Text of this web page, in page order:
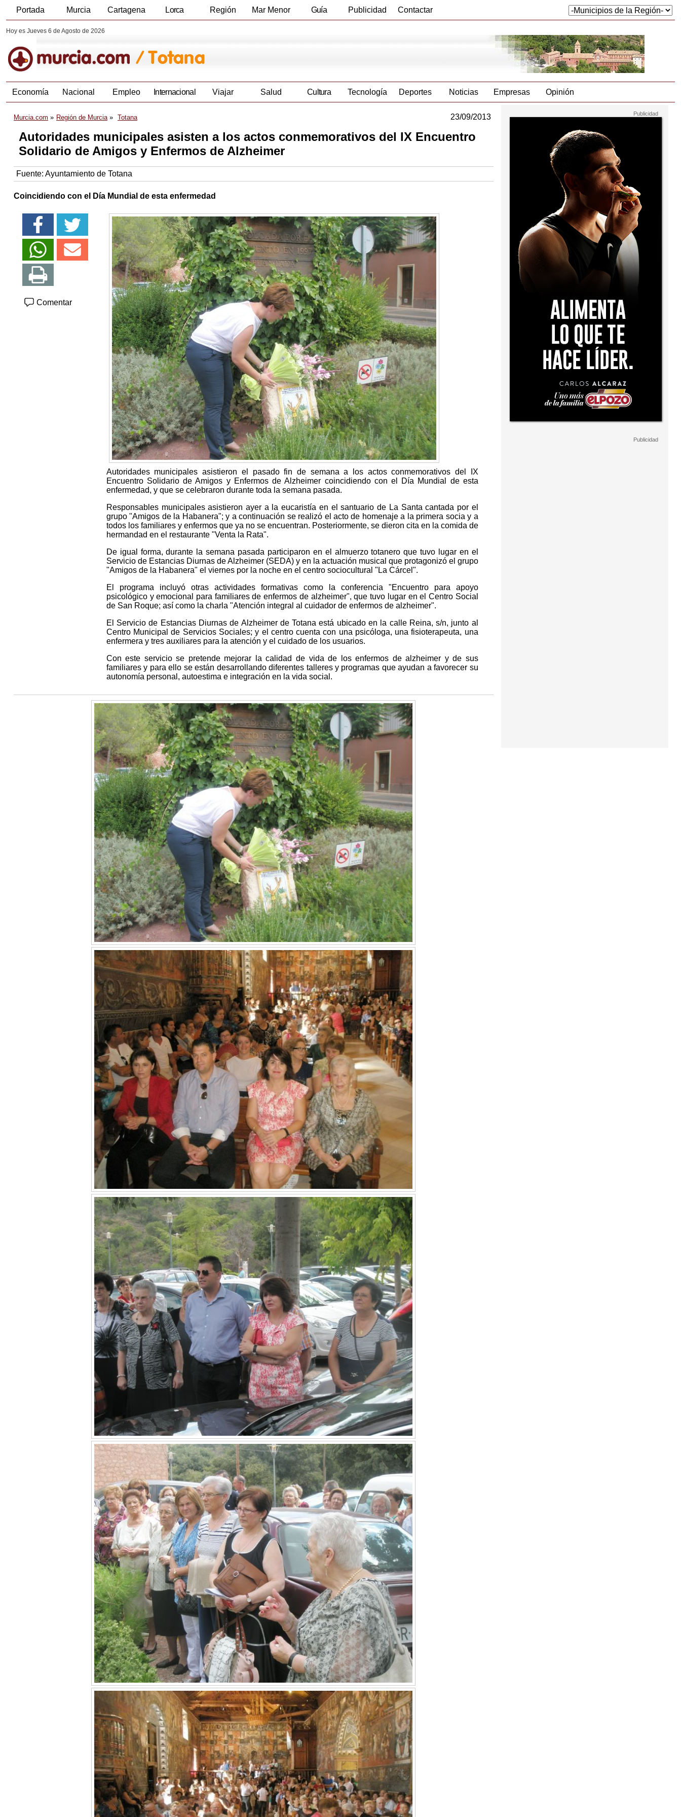
Portada Murcia Cartagena Lorca Región Mar Menor Guía Publicidad Contactar
Hoy es Jueves 6 de Agosto de 2026
Economía Nacional Empleo Internacional Viajar Salud Cultura Tecnología Deportes Noticias Empresas Opinión
Murcia.com Región de Murcia Totana 23/09/2013
Autoridades municipales asisten a los actos conmemorativos del IX Encuentro
Solidario de Amigos y Enfermos de Alzheimer
Fuente: Ayuntamiento de Totana
Coincidiendo con el Día Mundial de esta enfermedad
Comentar
Autoridades municipales asistieron el pasado fin de semana a los actos conmemorativos del IX
Encuentro Solidario de Amigos y Enfermos de Alzheimer coincidiendo con el Día Mundial de esta
enfermedad, y que se celebraron durante toda la semana pasada.
Responsables municipales asistieron ayer a la eucaristía en el santuario de La Santa cantada por el
grupo "Amigos de la Habanera"; y a continuación se realizó el acto de homenaje a la primera socia y a
todos los familiares y enfermos que ya no se encuentran. Posteriormente, se dieron cita en la comida de
hermandad en el restaurante "Venta la Rata".
De igual forma, durante la semana pasada participaron en el almuerzo totanero que tuvo lugar en el
Servicio de Estancias Diurnas de Alzheimer (SEDA) y en la actuación musical que protagonizó el grupo
"Amigos de la Habanera" el viernes por la noche en el centro sociocultural "La Cárcel".
El programa incluyó otras actividades formativas como la conferencia "Encuentro para apoyo
psicológico y emocional para familiares de enfermos de alzheimer", que tuvo lugar en el Centro Social
de San Roque; así como la charla "Atención integral al cuidador de enfermos de alzheimer".
El Servicio de Estancias Diurnas de Alzheimer de Totana está ubicado en la calle Reina, s/n, junto al
Centro Municipal de Servicios Sociales; y el centro cuenta con una psicóloga, una fisioterapeuta, una
enfermera y tres auxiliares para la atención y el cuidado de los usuarios.
Con este servicio se pretende mejorar la calidad de vida de los enfermos de alzheimer y de sus
familiares y para ello se están desarrollando diferentes talleres y programas que ayudan a favorecer su
autonomía personal, autoestima e integración en la vida social.